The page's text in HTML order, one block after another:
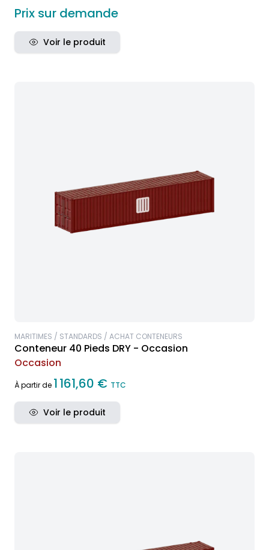
Prix sur demande
Voir le produit
MARITIMES / STANDARDS / ACHAT CONTENEURS
Conteneur 40 Pieds DRY - Occasion
Occasion
À partir de 1 161,60 € TTC
Voir le produit